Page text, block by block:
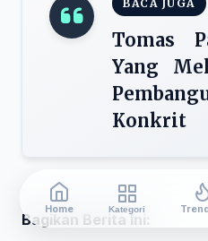
BACA JUGA
Tomas
Yang
Konkrit
Bagikan Berita Ini:
Home Kategori